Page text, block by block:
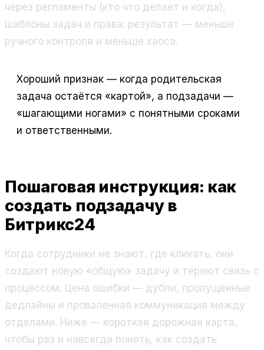
через регламенты (кто что делает и когда),
шаблоны задач и права: результат — меньше
ручного контроля и меньше хаоса.
Хороший признак — когда родительская
задача остаётся «картой», а подзадачи —
«шагающими ногами» с понятными сроками
и ответственными.
Пошаговая инструкция: как
создать подзадачу в
Битрикс24
Когда сотрудники не знают, где кликать, они
создают новую «общую» задачу и теряют связь с
процессом. Цена ошибки — дубли, пропущенные
дедлайны и проваленная коммуникация между
отделами. Ниже — короткая дорожная карта,
чтобы раз и навсегда понять, как создать